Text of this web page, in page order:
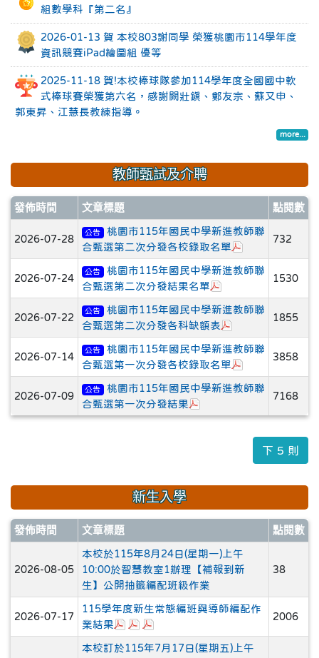
組數學科『第二名』
2026-01-13 賀 本校803謝同學 榮獲桃園市114學年度
資訊競賽iPad繪圖組 優等
2025-11-18 賀!本校棒球隊參加114學年度全國國中軟
式棒球賽榮獲第六名，感謝闕壯鎮、鄭友宗、蘇又申、
郭東昇、江慧長教練指導。
more...
教師甄試及介聘
發佈時間 文章標題 點閱數
2026-07-28
公告
桃園市115年國民中學新進教師聯
合甄選第二次分發各校錄取名單
732
2026-07-24
公告
桃園市115年國民中學新進教師聯
合甄選第二次分發結果名單
1530
2026-07-22
公告
桃園市115年國民中學新進教師聯
合甄選第二次分發各科缺額表
1855
2026-07-14
公告
桃園市115年國民中學新進教師聯
合甄選第一次分發各校錄取名單
3858
2026-07-09
公告
桃園市115年國民中學新進教師聯
合甄選第一次分發結果
7168
下 5 則
新生入學
發佈時間 文章標題 點閱數
2026-08-05
本校於115年8月24日(星期一)上午
10:00於智慧教室1辦理【補報到新
生】公開抽籤編配班級作業
38
2026-07-17
115學年度新生常態編班與導師編配作
業結果
於彈跳視窗觀看：1150717新生常態編
於彈跳視窗觀看：1150717導師編配
2006
本校訂於115年7月17日(星期五)上午